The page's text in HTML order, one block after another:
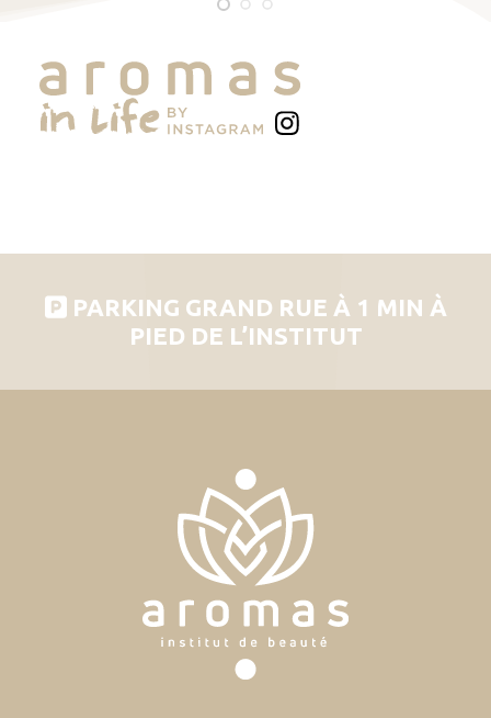
PARKING GRAND RUE À 1 MIN À
PIED DE L’INSTITUT